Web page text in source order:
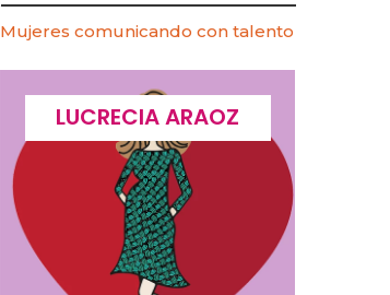
Mujeres comunicando con talento
LUCRECIA ARAOZ